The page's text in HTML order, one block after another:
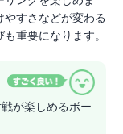
すさなどが変わる
重要になります。
が楽しめるボー